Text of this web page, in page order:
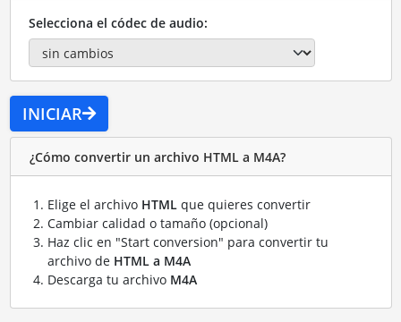
Selecciona el códec de audio:
INICIAR
¿Cómo convertir un archivo HTML a M4A?
Elige el archivo HTMLque quieres convertir
Cambiar calidad o tamaño (opcional)
Haz clic en "Start conversion" para convertir tu
archivo de HTML a M4A
Descarga tu archivo M4A